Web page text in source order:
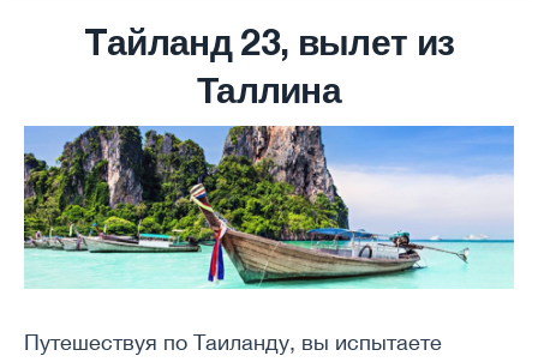
Tайланд 23, вылет из
Таллина
Путешествуя по Таиланду, вы испытаете